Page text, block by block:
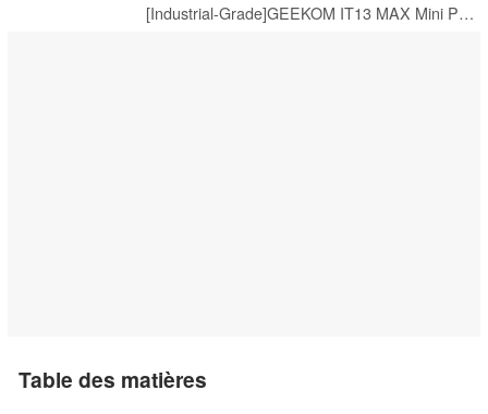
[Industrial-Grade]GEEKOM IT13 MAX Mini PC, Ultra 9 185H, 24GB RAM 500GB SSD
Table des matières